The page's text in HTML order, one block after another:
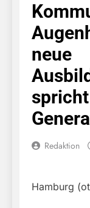
neue
Redaktion
Hamburg